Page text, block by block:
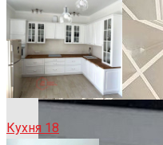
Кухня 18